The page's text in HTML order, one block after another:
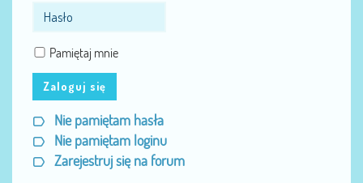
Pamiętaj mnie
Zaloguj się
Nie pamiętam hasła
Nie pamiętam loginu
Zarejestruj się na forum